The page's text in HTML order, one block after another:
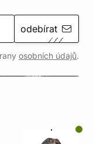
odebírat
osobních údajů.